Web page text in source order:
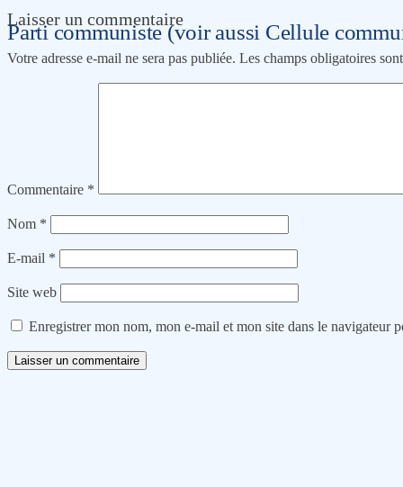
Parti communiste (voir aussi Cellule
Laisser un commentaire
Votre adresse e-mail ne sera pas publiée. Les champs obligatoires
Commentaire *
Nom *
E-mail *
Site web
Enregistrer mon nom, mon e-mail et mon site dans le navigateur